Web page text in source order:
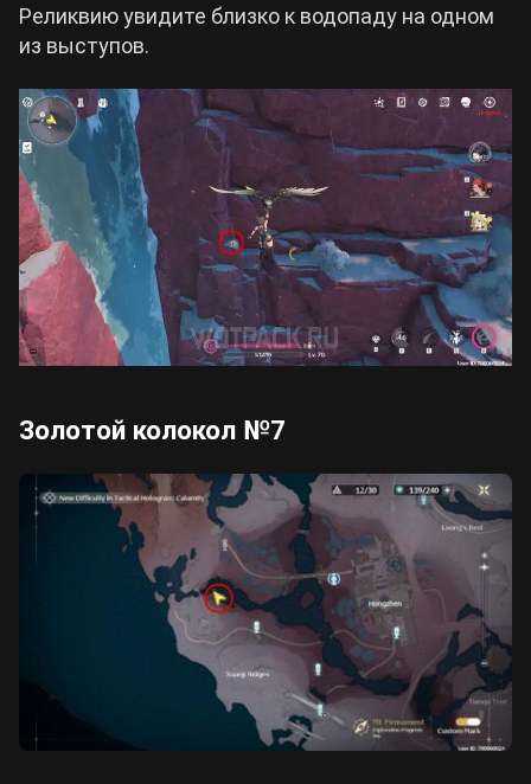
Реликвию увидите близко к водопаду на одном
из выступов.
Золотой колокол №7